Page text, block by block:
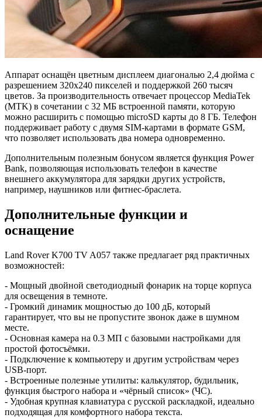
Аппарат оснащён цветным дисплеем диагональю 2,4 дюйма с
разрешением 320x240 пикселей и поддержкой 260 тысяч
цветов. За производительность отвечает процессор MediaTek
(MTK) в сочетании с 32 МБ встроенной памяти, которую
можно расширить с помощью microSD карты до 8 ГБ. Телефон
поддерживает работу с двумя SIM-картами в формате GSM,
что позволяет использовать два номера одновременно.
Дополнительным полезным бонусом является функция Power
Bank, позволяющая использовать телефон в качестве
внешнего аккумулятора для зарядки других устройств,
например, наушников или фитнес-браслета.
Дополнительные функции и
оснащение
Land Rover K700 TV A057 также предлагает ряд практичных
возможностей:
- Мощный двойной светодиодный фонарик на торце корпуса
для освещения в темноте.
- Громкий динамик мощностью до 100 дБ, который
гарантирует, что вы не пропустите звонок даже в шумном
месте.
- Основная камера на 0.3 МП с базовыми настройками для
простой фотосъёмки.
- Подключение к компьютеру и другим устройствам через
USB-порт.
- Встроенные полезные утилиты: калькулятор, будильник,
функция быстрого набора и «чёрный список» (ЧС).
- Удобная крупная клавиатура с русской раскладкой, идеально
подходящая для комфортного набора текста.